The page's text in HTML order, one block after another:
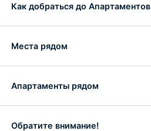
Как добраться до Апартаментов
Места рядом
Апартаменты рядом
Обратите внимание!